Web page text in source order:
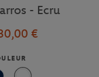
- Ecru
€